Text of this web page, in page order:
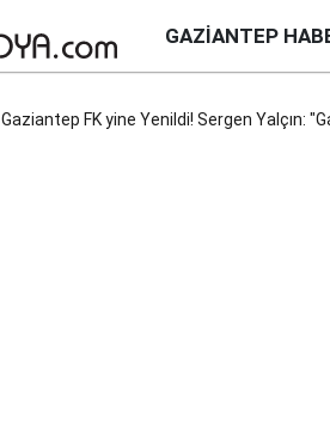
GAZIANTEP
Gaziantep FK yine Yenildi! Sergen Yalçın: